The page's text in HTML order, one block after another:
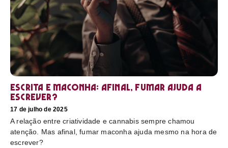
Escrita e maconha: afinal, fumar ajuda a
escrever?
17 de julho de 2025
A relação entre criatividade e cannabis sempre chamou
atenção. Mas afinal, fumar maconha ajuda mesmo na hora de
escrever?